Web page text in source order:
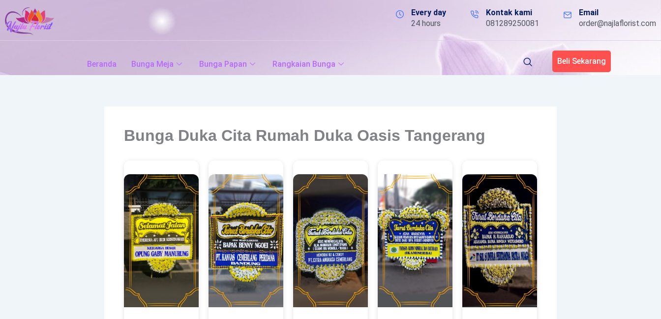
to
content
Every day
24 hours
Kontak kami
081289250081
Email
order@najlaflorist.com
Beranda Bunga Meja Bunga Papan Rangkaian Bunga Beli Sekarang
Bunga Duka Cita Rumah Duka Oasis Tangerang